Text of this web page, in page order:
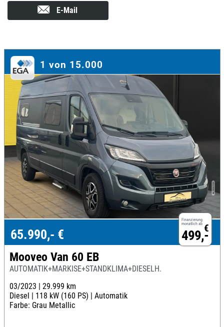
E-Mail
1 von 15.000
Finanzierung
monatlich ab €
499,-
65.990,- €
Mooveo Van 60 EB
AUTOMATIK+MARKISE+STANDKLIMA+DIESELH.
03/2023 | 29.999 km
Diesel | 118 kW (160 PS) | Automatik
Farbe: Grau Metallic